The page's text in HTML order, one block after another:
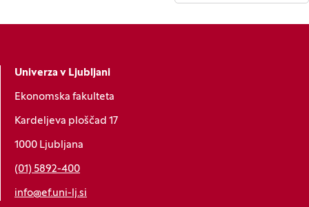
Univerza v Ljubljani
Ekonomska fakulteta
Kardeljeva ploščad 17
1000 Ljubljana
(01) 5892-400
info@ef.uni-lj.si